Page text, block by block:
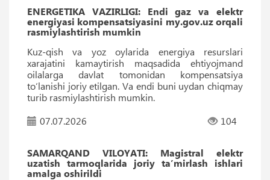
ENERGETIKA VAZIRLIGI: Endi gaz va elektr
energiyasi kompensatsiyasini my.gov.uz orqali
rasmiylashtirish mumkin
Kuz-qish va yoz oylarida energiya resurslari
xarajatini kamaytirish maqsadida ehtiyojmand
oilalarga davlat tomonidan kompensatsiya
to‘lanishi joriy etilgan. Va endi buni uydan chiqmay
turib rasmiylashtirish mumkin.
07.07.2026
104
SAMARQAND VILOYATI: Magistral elektr
uzatish tarmoqlarida joriy ta’mirlash ishlari
amalga oshirildi